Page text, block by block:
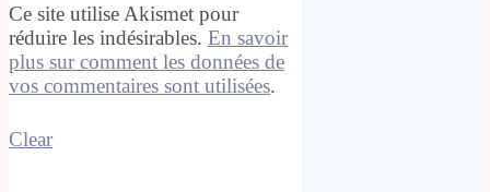
Ce site utilise Akismet pour
réduire les indésirables. En savoir
plus sur comment les données de
vos commentaires sont utilisées.
Clear